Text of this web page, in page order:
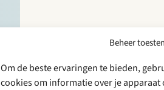
Beheer
Om de beste ervaringen te bieden,
cookies om informatie over je